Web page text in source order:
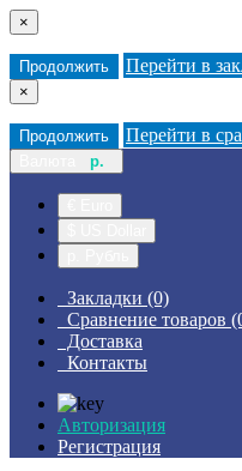
×
Продолжить Перейти в
×
Продолжить Перейти в
р.
Закладки (0)
Сравнение товаров
Доставка
Контакты
Авторизация
Регистрация